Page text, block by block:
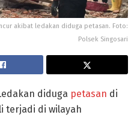
akibat ledakan diduga petasan. Foto:
Polsek Singosari
diduga petasan di
terjadi di wilayah